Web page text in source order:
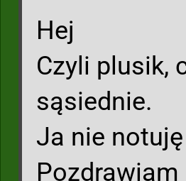
Hej
Czyli plusik,
sąsiednie.
Ja nie
Pozdrawiam